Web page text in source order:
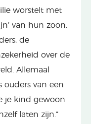
worstelt met
van hun zoon.
de
over de
Allemaal
ouders van een
je kind gewoon
laten zijn.”